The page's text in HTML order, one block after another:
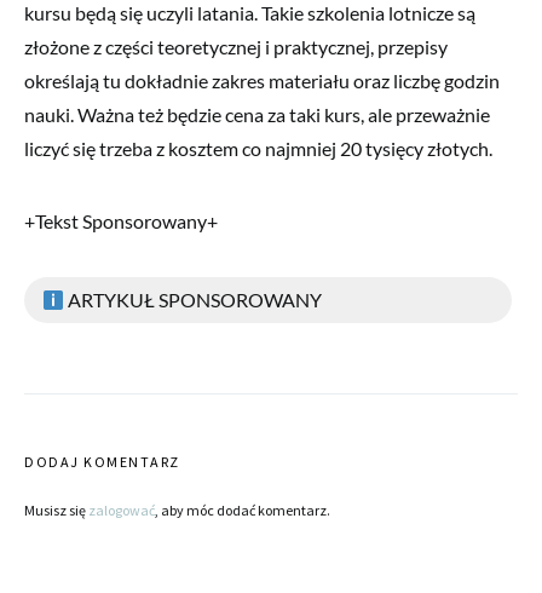
kursu będą się uczyli latania. Takie szkolenia lotnicze są
złożone z części teoretycznej i praktycznej, przepisy
określają tu dokładnie zakres materiału oraz liczbę godzin
nauki. Ważna też będzie cena za taki kurs, ale przeważnie
liczyć się trzeba z kosztem co najmniej 20 tysięcy złotych.
+Tekst Sponsorowany+
ARTYKUŁ SPONSOROWANY
DODAJ KOMENTARZ
Musisz się zalogować, aby móc dodać komentarz.